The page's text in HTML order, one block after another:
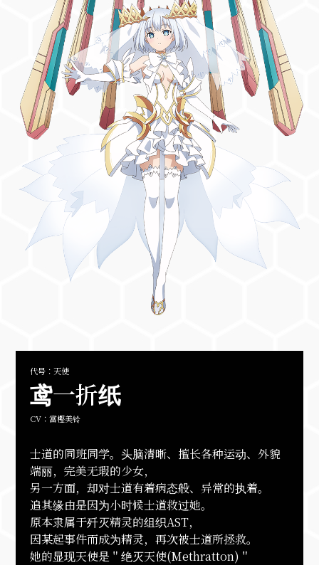
代号：天使
鸢一折纸
CV：富樫美铃
士道的同班同学。头脑清晰、擅长各种运动、外貌
端丽，完美无瑕的少女，
另一方面，却对士道有着病态般、异常的执着。
追其缘由是因为小时候士道救过她。
原本隶属于歼灭精灵的组织AST，
因某起事件而成为精灵，再次被士道所拯救。
她的显现天使是＂绝灭天使(Methratton)＂